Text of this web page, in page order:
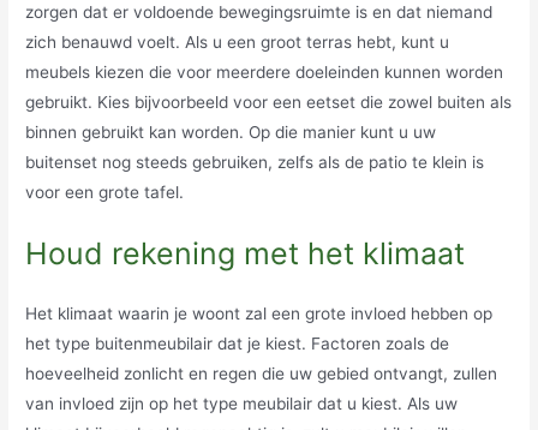
zorgen dat er voldoende bewegingsruimte is en dat niemand
zich benauwd voelt. Als u een groot terras hebt, kunt u
meubels kiezen die voor meerdere doeleinden kunnen worden
gebruikt. Kies bijvoorbeeld voor een eetset die zowel buiten als
binnen gebruikt kan worden. Op die manier kunt u uw
buitenset nog steeds gebruiken, zelfs als de patio te klein is
voor een grote tafel.
Houd rekening met het klimaat
Het klimaat waarin je woont zal een grote invloed hebben op
het type buitenmeubilair dat je kiest. Factoren zoals de
hoeveelheid zonlicht en regen die uw gebied ontvangt, zullen
van invloed zijn op het type meubilair dat u kiest. Als uw